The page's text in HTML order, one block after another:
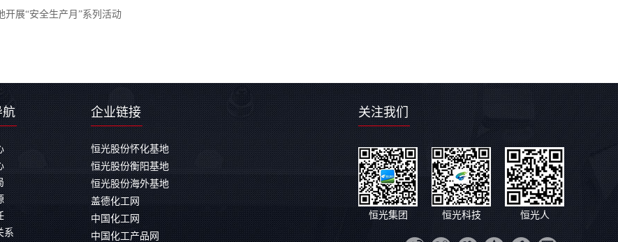
开展“安全生产月”系列活动
航
系
企业链接
恒光股份怀化基地
恒光股份衡阳基地
恒光股份海外基地
盖德化工网
中国化工网
中国化工产品网
关注我们
恒光集团 恒光科技 恒光人